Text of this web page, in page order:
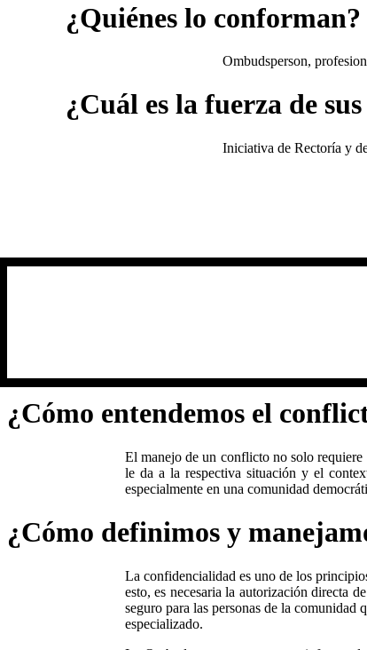
¿Quiénes lo conforman?
Ombudsperson,
¿Cuál es la fuerza de
Iniciativa de Rectoría y
¿Cómo entendemos el
El manejo de un conflicto no solo requiere
le da ala respectiva situación y el
especialmente en una comunidad
¿Cómo definimos y
La confidencialidad es uno de los
esto, es necesaria la autorización directa
seguro para las personas de la comunidad
especializado.